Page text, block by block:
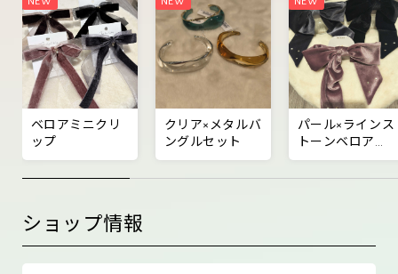
ベロアミニクリ
ップ
クリア×メタルバ
ングルセット
パール×ラインス
トーンベロアフ
ックポニー
ショップ情報